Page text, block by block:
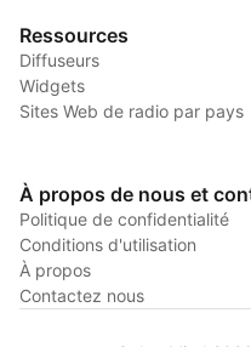
Ressources
Diffuseurs
Widgets
Sites Web de radio par pays
À propos de nous et
Politique de confidentialité
Conditions d'utilisation
À propos
Contactez nous